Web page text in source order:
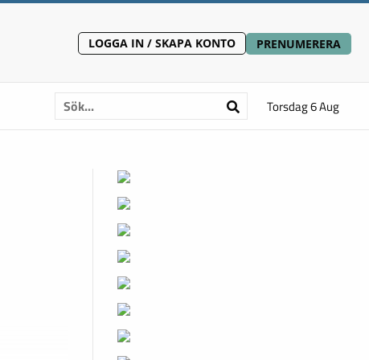
LOGGA IN / SKAPA KONTO PRENUMERERA
Torsdag 6 Aug